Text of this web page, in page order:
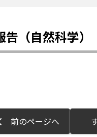
（自然科学）
前のページへ